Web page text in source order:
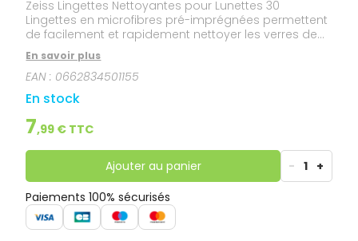
Zeiss Lingettes Nettoyantes pour Lunettes 30
Lingettes en microfibres pré-imprégnées permettent
de facilement et rapidement nettoyer les verres de
lunettes, mais aussi de portables, appareils photos,
jumelles, écrans d'ordinateurs... Ces lingettes ne
contiennent pas de substance pouvant agresser la
surface des verres, pas de parfums artificiels.
En savoir plus
EAN : 0662834501155
En stock
7,99 € TTC
Ajouter au panier - 1 +
Paiements 100% sécurisés